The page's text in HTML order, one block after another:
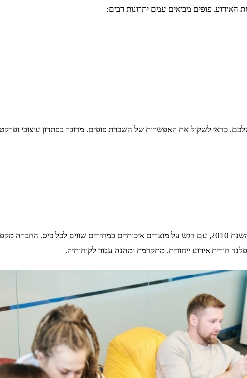
פופים מביאים עמם יתרונות רבים:
לשקול את האפשרות של השכרת פופים. מדובר בפתרון עיצובי ופרקטי
חברת כיפלנד מציעה שירותי השכרת אטרקציות וציוד לאירועים באיסוף עצמי משנת 2010, עם דגש על מוצרים
חוויית אירוע ייחודית, מתקדמת ומהנה עבור לקוחותיה.